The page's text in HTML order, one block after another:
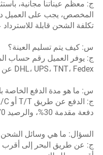
المخصص، يجب على العميل
تكلفة الشحن قابلة
س: كيف يتم تسليم العينة؟
ج: يوفر العميل رقم حساب
DHL، UPS، TNT، Fedex عن طريق الجو خلال 3 أيام عمل.
س: ما هو مدة الدفع الخاصة
ج: الدفع عن طريق T/T أو L/C أو ويسترن يونيون أو Alipay.
دفعة مقدمة 30%، والرصيد 70% قبل الشحن.
السؤال: ما هي وسائل الشحن